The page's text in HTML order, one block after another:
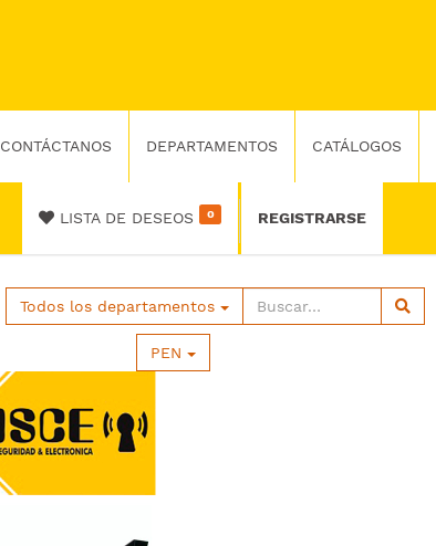
CONTÁCTANOS DEPARTAMENTOS CATÁLOGOS
LISTA DE DESEOS 0 REGISTRARSE
Todos los departamentos
PEN